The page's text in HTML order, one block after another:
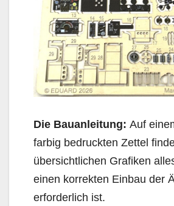
Die Bauanleitung: Auf
farbig bedruckten Zettel
übersichtlichen Grafiken
einen korrekten Einbau der
erforderlich ist.